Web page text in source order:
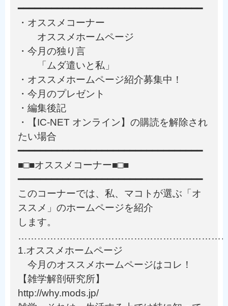
━━━━━━━━━━━━━━━━━━━━━━━━━━━━━━━━━
・オススメコーナー
オススメホームページ
・今月の独り言
「ムダ遣いと私」
・オススメホームページ紹介募集中！
・今月のプレゼント
・編集後記
・【IC-NET オンライン】の購読を解除され
たい場合
━━━━━━━━━━━━━━━━━━━━━━━━━━━━━━━━━
■□■オススメコーナー■□■
━━━━━━━━━━━━━━━━━━━━━━━━━━━━━━━━━
このコーナーでは、私、マコトが選ぶ「オ
ススメ」のホームページを紹介
します。
1.オススメホームページ
今月のオススメホームページはコレ！
【雑学解剖研究所】
http://why.mods.jp/